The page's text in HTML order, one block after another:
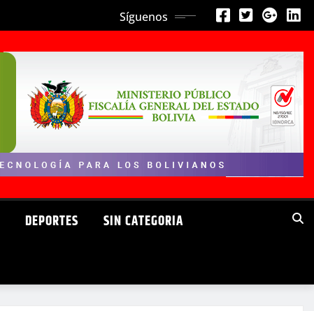
Síguenos
DEPORTES SIN CATEGORIA